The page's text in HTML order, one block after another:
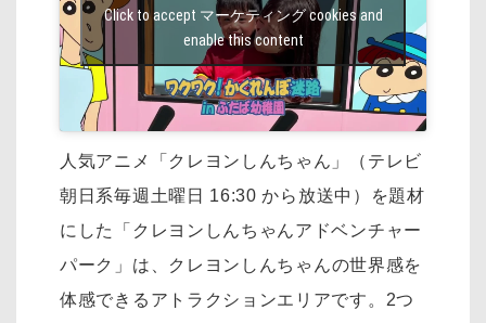
Click to accept マーケティング cookies and
enable this content
人気アニメ「クレヨンしんちゃん」（テレビ
朝日系毎週土曜日 16:30 から放送中）を題材
にした「クレヨンしんちゃんアドベンチャー
パーク」は、
クレヨンしんちゃんの世界感を
体感できるアトラクションエリアです。 2つ